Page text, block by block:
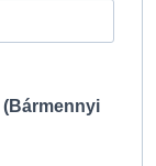
(Bármennyi